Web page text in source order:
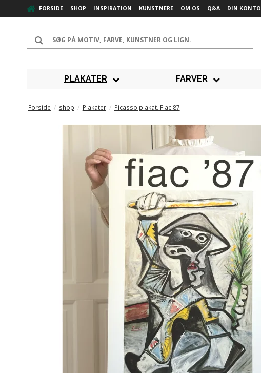
FORSIDE SHOP INSPIRATION KUNSTNERE OM OS Q&A DIN KONTO
PLAKATER FARVER
Forside / shop / Plakater / Picasso plakat. Fiac 87